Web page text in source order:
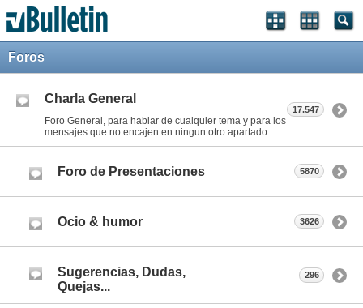
Foros
Charla General
Foro General, para hablar de cualquier tema y para los
mensajes que no encajen en ningun otro apartado.
17.547
Foro de Presentaciones 5870
Ocio & humor 3626
Sugerencias, Dudas,
Quejas...
296